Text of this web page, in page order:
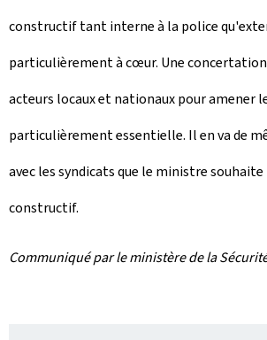
constructif tant interne à la police
particulièrement à cœur. Une concertation
acteurs locaux et nationaux pour amener
particulièrement essentielle. Il en va de
avec les syndicats que le ministre
constructif.
Communiqué par le ministère de la